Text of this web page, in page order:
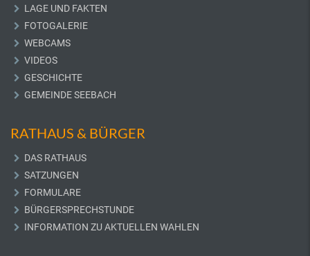
LAGE UND FAKTEN
FOTOGALERIE
WEBCAMS
VIDEOS
GESCHICHTE
GEMEINDE SEEBACH
RATHAUS & BÜRGER
DAS RATHAUS
SATZUNGEN
FORMULARE
BÜRGERSPRECHSTUNDE
INFORMATION ZU AKTUELLEN WAHLEN